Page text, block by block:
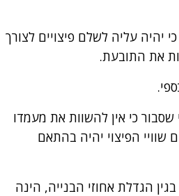
יהיה עליה לשלם פיצויים לצורך
את התובעת.
כי אין להשוות את מעמדו
שוויי הפיצוי יהיה בהתאם
הגדלת אחוזי הבנייה, הינה